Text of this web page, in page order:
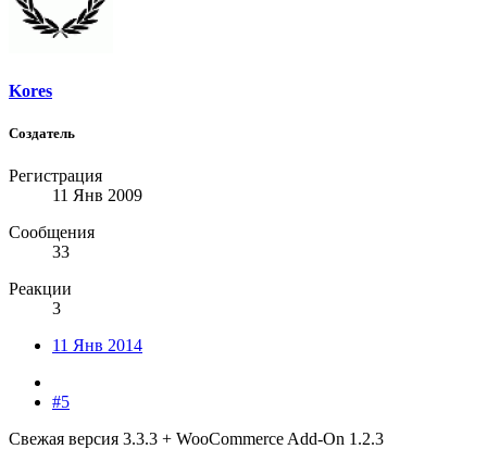
Kores
Создатель
Регистрация
11 Янв 2009
Сообщения
33
Реакции
3
11 Янв 2014
#5
Свежая версия 3.3.3 + WooCommerce Add-On 1.2.3